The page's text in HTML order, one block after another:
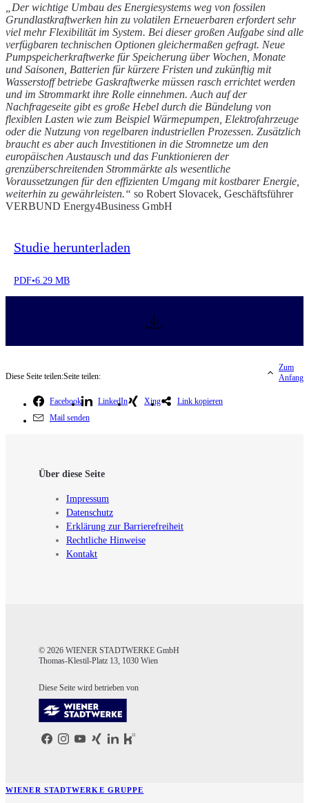
„Der wichtige Umbau des Energiesystems weg von fossilen
Grundlastkraftwerken hin zu volatilen Erneuerbaren erfordert sehr
viel mehr Flexibilität im System. Bei dieser großen Aufgabe sind alle
verfügbaren technischen Optionen gleichermaßen gefragt. Neue
Pumpspeicherkraftwerke für Speicherung über Wochen, Monate
und Saisonen, Batterien für kürzere Fristen und zukünftig mit
Wasserstoff betriebe Gaskraftwerke müssen rasch errichtet werden
und im Strommarkt ihre Rolle einnehmen. Auch auf der
Nachfrageseite gibt es große Hebel durch die Bündelung von
flexiblen Lasten wie zum Beispiel Wärmepumpen, Elektrofahrzeuge
oder die Nutzung von regelbaren industriellen Prozessen. Zusätzlich
braucht es aber auch Investitionen in die Stromnetze um den
europäischen Austausch und das Funktionieren der
grenzüberschreitenden Strommärkte als wesentliche
Voraussetzungen für den effizienten Umgang mit kostbarer Energie,
weiterhin zu gewährleisten.“ so Robert Slovacek, Geschäftsführer
VERBUND Energy4Business GmbH
Studie herunterladen
PDF•6.29 MB
Diese Seite teilen:Seite teilen:
Facebook LinkedIn Xing
Link kopieren
Mail senden
Zum
Anfang
Über diese Seite
Impressum
Datenschutz
Erklärung zur Barrierefreiheit
Rechtliche Hinweise
Kontakt
© 2026 WIENER STADTWERKE GmbH
Thomas-Klestil-Platz 13, 1030 Wien
Diese Seite wird betrieben von
WIENER STADTWERKE GRUPPE